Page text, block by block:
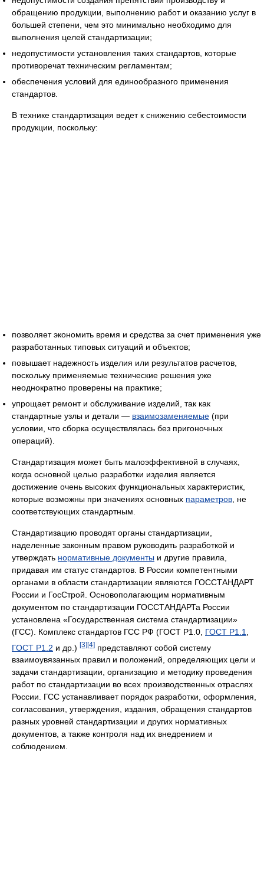
обращению продукции, выполнению работ и оказанию услуг в
большей степени, чем это минимально необходимо для
выполнения целей стандартизации;
недопустимости установления таких стандартов, которые
противоречат техническим регламентам;
обеспечения условий для единообразного применения
стандартов.
В технике стандартизация ведет к снижению себестоимости
продукции, поскольку:
позволяет экономить время и средства за счет применения уже
разработанных типовых ситуаций и объектов;
повышает надежность изделия или результатов расчетов,
поскольку применяемые технические решения уже
неоднократно проверены на практике;
упрощает ремонт и обслуживание изделий, так как
стандартные узлы и детали — взаимозаменяемые (при
условии, что сборка осуществлялась без пригоночных
операций).
Стандартизация может быть малоэффективной в случаях,
когда основной целью разработки изделия является
достижение очень высоких функциональных характеристик,
которые возможны при значениях основных параметров , не
соответствующих стандартным.
Стандартизацию проводят органы стандартизации,
наделенные законным правом руководить разработкой и
утверждать нормативные документы и другие правила,
придавая им статус стандартов. В России компетентными
органами в области стандартизации являются ГОССТАНДАРТ
России и ГосСтрой. Основополагающим нормативным
документом по стандартизации ГОССТАНДАРТа России
установлена «Государственная система стандартизации»
(ГСС). Комплекс стандартов ГСС РФ (ГОСТ Р1.0, ГОСТ Р1.1
ГОСТ Р1.2 и др.) [3][4] представляют собой систему
взаимоувязанных правил и положений, определяющих цели и
задачи стандартизации, организацию и методику проведения
работ по стандартизации во всех производственных отраслях
России. ГСС устанавливает порядок разработки, оформления,
согласования, утверждения, издания, обращения стандартов
разных уровней стандартизации и других нормативных
документов, а также контроля над их внедрением и
соблюдением.